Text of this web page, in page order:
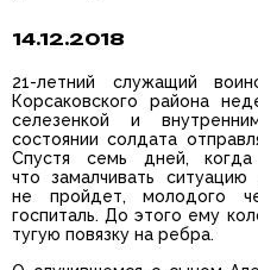
14.12.2018
21-летний служащий
Корсаковского района
селезенкой и
состоянии солдата
Спустя семь дней, когда
что замалчивать
не пройдет, молодого
госпиталь. До этого ему
тугую повязку на ребра.